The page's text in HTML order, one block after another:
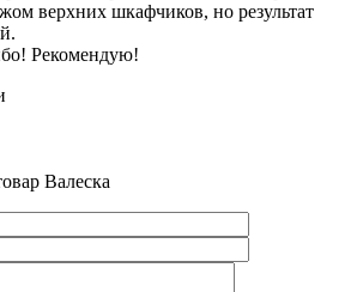
верхних шкафчиков, но результат
Рекомендую!
Валеска